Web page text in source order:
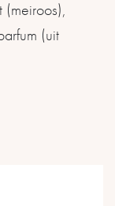
(meiroos),
(uit